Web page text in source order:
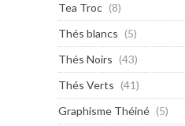
Tea Troc (8)
Thés blancs (5)
Thés Noirs (43)
Thés Verts (41)
Graphisme Théiné (5)